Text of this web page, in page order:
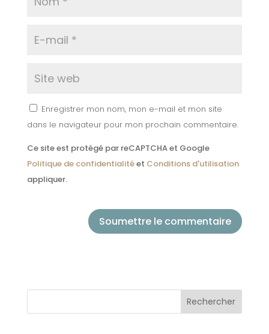
Enregistrer mon nom, mon e-mail et mon site
dans le navigateur pour mon prochain commentaire.
Ce site est protégé par reCAPTCHA et Google
Politique de confidentialitéet Conditions d'utilisation
appliquer.
Soumettre le commentaire
Rechercher